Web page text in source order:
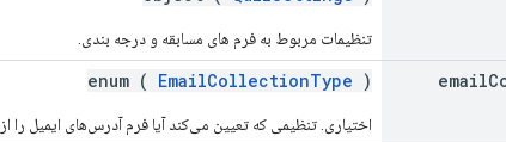
تنظیمات مربوط به فرم های مسابقه و درجه بندی.
email
enum ( EmailCollectionType )
اختیاری. تنظیمی که تعیین می‌کند آیا فرم آدرس‌های ایمیل را